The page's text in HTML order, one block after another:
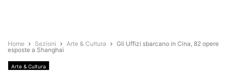
Home Sezioni Arte & Cultura
Gli Uffizi sbarcano in Cina, 82 opere
esposte a Shanghai
Arte & Cultura